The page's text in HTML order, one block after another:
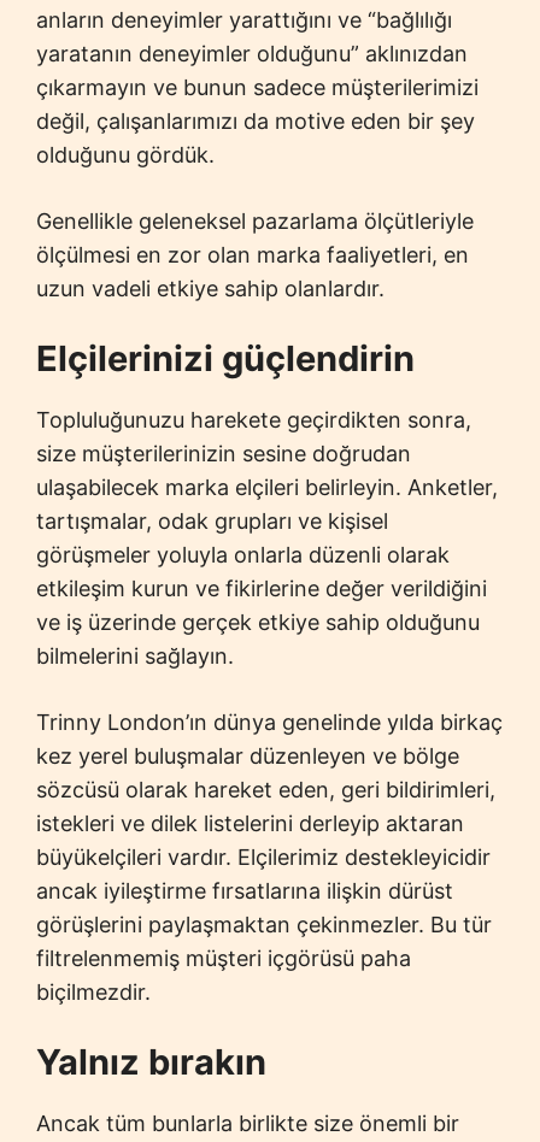
anların deneyimler yarattığını ve “bağlılığı
yaratanın deneyimler olduğunu” aklınızdan
çıkarmayın ve bunun sadece müşterilerimizi
değil, çalışanlarımızı da motive eden bir şey
olduğunu gördük.
Genellikle geleneksel pazarlama ölçütleriyle
ölçülmesi en zor olan marka faaliyetleri, en
uzun vadeli etkiye sahip olanlardır.
Elçilerinizi güçlendirin
Topluluğunuzu harekete geçirdikten sonra,
size müşterilerinizin sesine doğrudan
ulaşabilecek marka elçileri belirleyin. Anketler,
tartışmalar, odak grupları ve kişisel
görüşmeler yoluyla onlarla düzenli olarak
etkileşim kurun ve fikirlerine değer verildiğini
ve iş üzerinde gerçek etkiye sahip olduğunu
bilmelerini sağlayın.
Trinny London’ın dünya genelinde yılda birkaç
kez yerel buluşmalar düzenleyen ve bölge
sözcüsü olarak hareket eden, geri bildirimleri,
istekleri ve dilek listelerini derleyip aktaran
büyükelçileri vardır. Elçilerimiz destekleyicidir
ancak iyileştirme fırsatlarına ilişkin dürüst
görüşlerini paylaşmaktan çekinmezler. Bu tür
filtrelenmemiş müşteri içgörüsü paha
biçilmezdir.
Yalnız bırakın
Ancak tüm bunlarla birlikte size önemli bir